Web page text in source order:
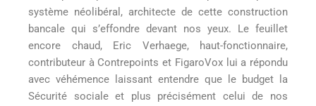
système néolibéral, architecte de cette construction
bancale qui s’effondre devant nos yeux. Le feuillet
encore chaud, Eric Verhaege, haut-fonctionnaire,
contributeur à Contrepoints et FigaroVox lui a répondu
avec véhémence laissant entendre que le budget la
Sécurité sociale et plus précisément celui de nos